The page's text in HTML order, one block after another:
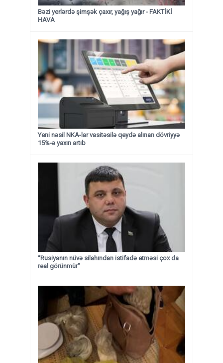
Bəzi yerlərdə şimşək çaxır, yağış yağır - FAKTİKİ
HAVA
Yeni nəsil NKA-lar vasitəsilə qeydə alınan dövriyyə
15%-ə yaxın artıb
“Rusiyanın nüvə silahından istifadə etməsi çox da
real görünmür”